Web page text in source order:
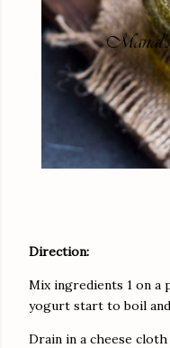
Direction:
Mix ingredients 1 on
yogurt start to boil
Drain in a cheese